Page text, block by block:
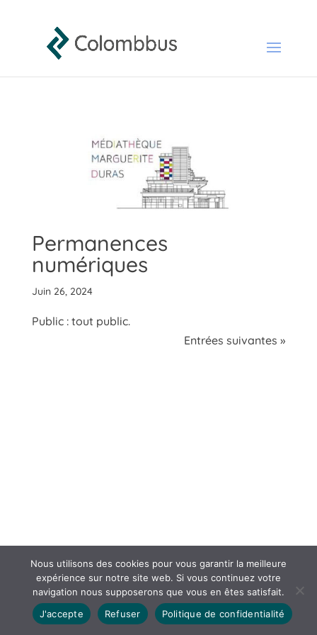
Permanences
numériques
Juin 26, 2024
Public : tout public.
Entrées suivantes »
Nous utilisons des cookies pour vous garantir la meilleure
expérience sur notre site web. Si vous continuez votre
navigation nous supposerons que vous en êtes satisfait.
J'accepte
Refuser Politique de confidentialité